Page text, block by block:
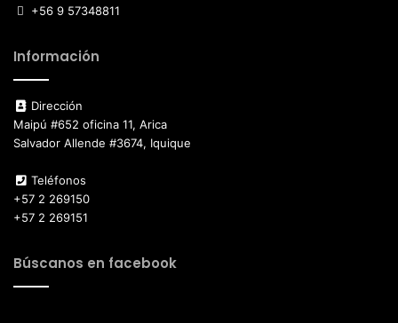
+56 9 57348811
Información
Dirección
Maipú #652 oficina 11, Arica
Salvador Allende #3674, Iquique
Teléfonos
+57 2 269150
+57 2 269151
Búscanos en facebook